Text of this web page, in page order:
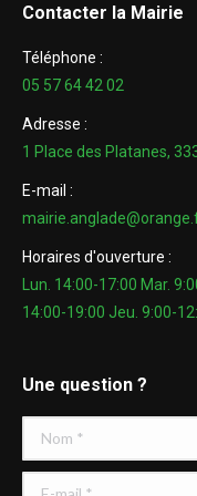
Contacter la Mairie
Téléphone :
05 57 64 42 02
Adresse :
1 Place des Platanes,
E-mail :
Horaires d'ouverture :
Lun. 14:00-17:00 Mar.
14:00-19:00 Jeu. 9:00-
Une question ?
Nom *
E-mail *